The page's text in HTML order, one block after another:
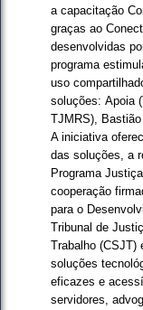
a capacitação
graças ao
desenvolvidas
programa
uso
soluções: Apoia
TJMRS),
A iniciativa
das soluções, a
Programa
cooperação
para o
Tribunal de
Trabalho (CSJT)
soluções
eficazes e
servidores,